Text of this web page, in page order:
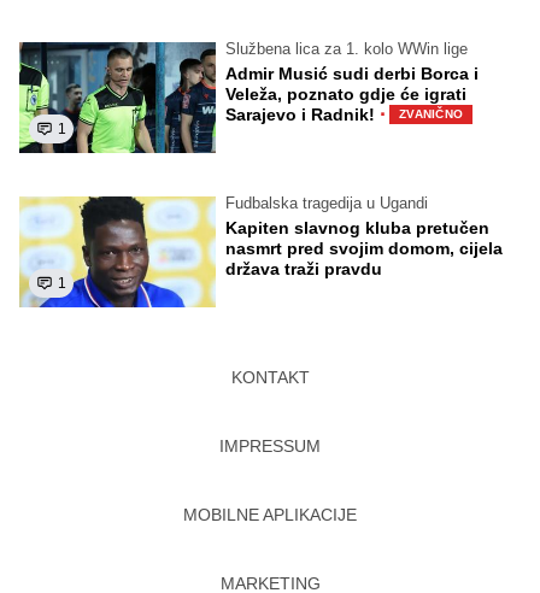
1
Službena lica za 1. kolo WWin lige
Admir Musić sudi derbi Borca i
Veleža, poznato gdje će igrati
Sarajevo i Radnik! · ZVANIČNO
1
Fudbalska tragedija u Ugandi
Kapiten slavnog kluba pretučen
nasmrt pred svojim domom, cijela
država traži pravdu
KONTAKT
IMPRESSUM
MOBILNE APLIKACIJE
MARKETING